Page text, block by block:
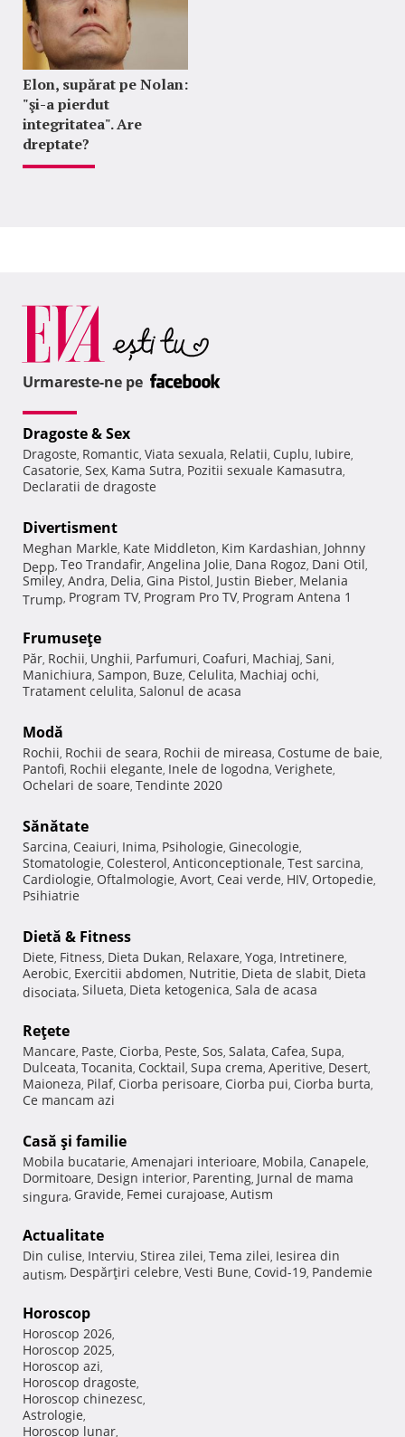
Elon, supărat pe Nolan:
"şi-a pierdut
integritatea". Are
dreptate?
Urmareste-ne pe
Dragoste & Sex
Dragoste, Romantic, Viata sexuala, Relatii, Cuplu, Iubire,
Casatorie, Sex, Kama Sutra, Pozitii sexuale Kamasutra,
Declaratii de dragoste
Divertisment
Meghan Markle, Kate Middleton, Kim Kardashian, Johnny
Depp, Teo Trandafir, Angelina Jolie, Dana Rogoz, Dani Otil,
Smiley, Andra, Delia, Gina Pistol, Justin Bieber, Melania
Trump, Program TV, Program Pro TV, Program Antena 1
Frumuseţe
Păr, Rochii, Unghii, Parfumuri, Coafuri, Machiaj, Sani,
Manichiura, Sampon, Buze, Celulita, Machiaj ochi,
Tratament celulita, Salonul de acasa
Modă
Rochii, Rochii de seara, Rochii de mireasa, Costume de baie,
Pantofi, Rochii elegante, Inele de logodna, Verighete,
Ochelari de soare, Tendinte 2020
Sănătate
Sarcina, Ceaiuri, Inima, Psihologie, Ginecologie,
Stomatologie, Colesterol, Anticonceptionale, Test sarcina,
Cardiologie, Oftalmologie, Avort, Ceai verde, HIV, Ortopedie,
Psihiatrie
Dietă & Fitness
Diete, Fitness, Dieta Dukan, Relaxare, Yoga, Intretinere,
Aerobic, Exercitii abdomen, Nutritie, Dieta de slabit, Dieta
disociata, Silueta, Dieta ketogenica, Sala de acasa
Reţete
Mancare, Paste, Ciorba, Peste, Sos, Salata, Cafea, Supa,
Dulceata, Tocanita, Cocktail, Supa crema, Aperitive, Desert,
Maioneza, Pilaf, Ciorba perisoare, Ciorba pui, Ciorba burta,
Ce mancam azi
Casă şi familie
Mobila bucatarie, Amenajari interioare, Mobila, Canapele,
Dormitoare, Design interior, Parenting, Jurnal de mama
singura, Gravide, Femei curajoase, Autism
Actualitate
Din culise, Interviu, Stirea zilei, Tema zilei, Iesirea din
autism, Despărţiri celebre, Vesti Bune, Covid-19, Pandemie
Horoscop
Horoscop 2026,
Horoscop 2025,
Horoscop azi,
Horoscop dragoste,
Horoscop chinezesc,
Astrologie,
Horoscop lunar,